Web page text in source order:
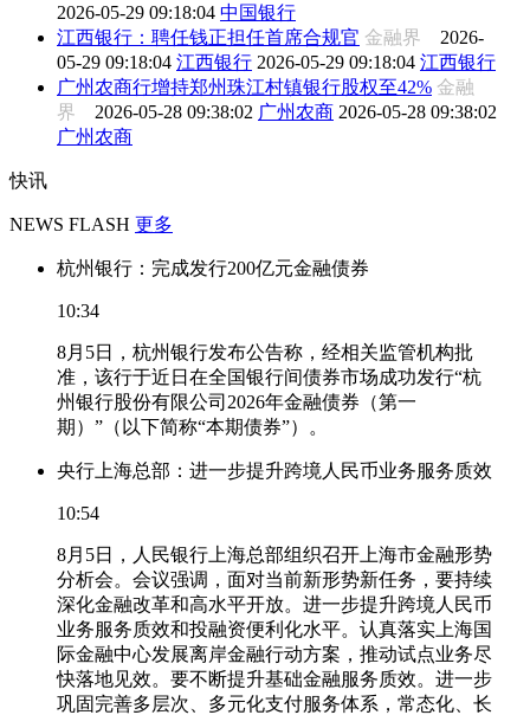
2026-05-29 09:18:04 中国银行
江西银行：聘任钱正担任首席合规官 金融界 2026-
05-29 09:18:04 江西银行 2026-05-29 09:18:04 江西银行
广州农商行增持郑州珠江村镇银行股权至42% 金融
界 2026-05-28 09:38:02 广州农商 2026-05-28 09:38:02
广州农商
快讯
NEWS FLASH 更多
杭州银行：完成发行200亿元金融债券
10:34
8月5日，杭州银行发布公告称，经相关监管机构批
准，该行于近日在全国银行间债券市场成功发行“杭
州银行股份有限公司2026年金融债券（第一
期）”（以下简称“本期债券”）。
央行上海总部：进一步提升跨境人民币业务服务质效
10:54
8月5日，人民银行上海总部组织召开上海市金融形势
分析会。会议强调，面对当前新形势新任务，要持续
深化金融改革和高水平开放。进一步提升跨境人民币
业务服务质效和投融资便利化水平。认真落实上海国
际金融中心发展离岸金融行动方案，推动试点业务尽
快落地见效。要不断提升基础金融服务质效。进一步
巩固完善多层次、多元化支付服务体系，常态化、长